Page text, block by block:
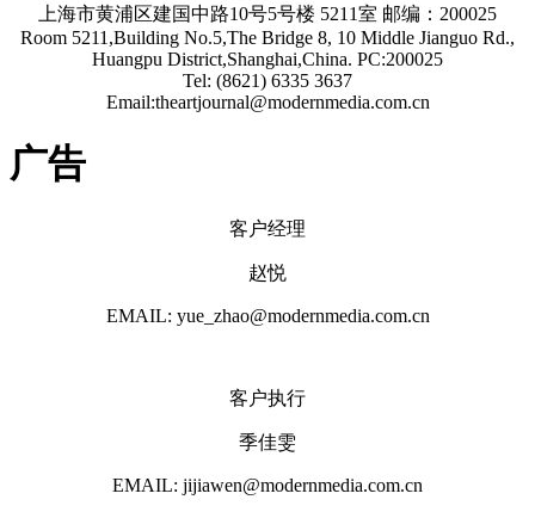
上海市黄浦区建国中路10号5号楼 5211室 邮编：200025
Room 5211,Building No.5,The Bridge 8, 10 Middle Jianguo Rd.,
Huangpu District,Shanghai,China. PC:200025
Tel: (8621) 6335 3637
Email:theartjournal@modernmedia.com.cn
广告
客户经理
赵悦
EMAIL: yue_zhao@modernmedia.com.cn
客户执行
季佳雯
EMAIL: jijiawen@modernmedia.com.cn